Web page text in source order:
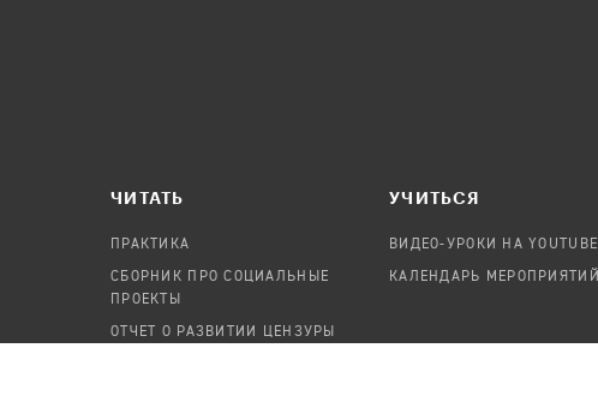
ЧИТАТЬ
ПРАКТИКА
СБОРНИК ПРО СОЦИАЛЬНЫЕ
ПРОЕКТЫ
ОТЧЕТ О РАЗВИТИИ ЦЕНЗУРЫ
УЧИТЬСЯ
ВИДЕО-УРОКИ НА YOUTUBE
КАЛЕНДАРЬ МЕРОПРИЯТИЙ